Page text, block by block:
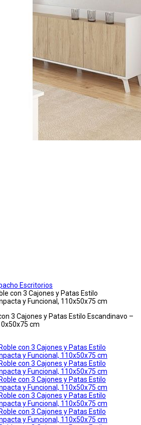
Escritorios
con 3 Cajones y Patas Estilo
y Funcional, 110x50x75 cm